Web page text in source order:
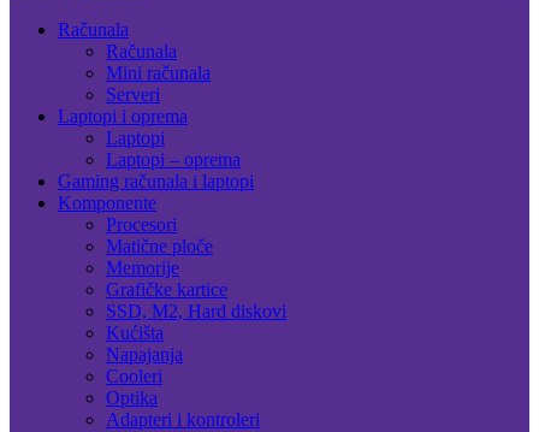
Računala
Računala
Mini računala
Serveri
Laptopi i oprema
Laptopi
Laptopi – oprema
Gaming računala i laptopi
Komponente
Procesori
Matične ploče
Memorije
Grafičke kartice
SSD, M2, Hard diskovi
Kućišta
Napajanja
Cooleri
Optika
Adapteri i kontroleri